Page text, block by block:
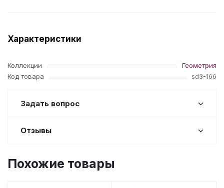
Характеристики
Коллекции
Геометрия
Код товара
sd3-166
Задать вопрос
Отзывы
Похожие товары